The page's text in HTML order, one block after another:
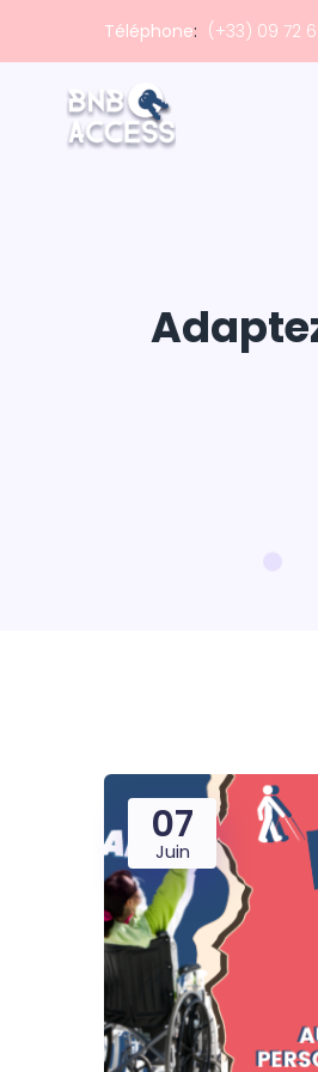
Téléphone: (+33) 09 72
07
Juin